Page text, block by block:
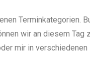
Terminkategorien.
wir an diesem
mir in